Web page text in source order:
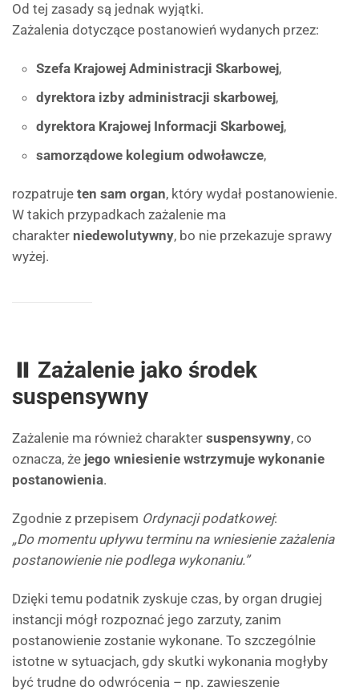
Od tej zasady są jednak wyjątki.
Zażalenia dotyczące postanowień wydanych przez:
Szefa Krajowej Administracji Skarbowej,
dyrektora izby administracji skarbowej,
dyrektora Krajowej Informacji Skarbowej,
samorządowe kolegium odwoławcze,
rozpatruje ten sam organ, który wydał postanowienie.
W takich przypadkach zażalenie ma
charakter niedewolutywny, bo nie przekazuje sprawy
wyżej.
⏸ Zażalenie jako środek
suspensywny
Zażalenie ma również charakter suspensywny, co
oznacza, że jego wniesienie wstrzymuje wykonanie
postanowienia.
Zgodnie z przepisem Ordynacji podatkowej:
„Do momentu upływu terminu na wniesienie zażalenia
postanowienie nie podlega wykonaniu.”
Dzięki temu podatnik zyskuje czas, by organ drugiej
instancji mógł rozpoznać jego zarzuty, zanim
postanowienie zostanie wykonane. To szczególnie
istotne w sytuacjach, gdy skutki wykonania mogłyby
być trudne do odwrócenia – np. zawieszenie